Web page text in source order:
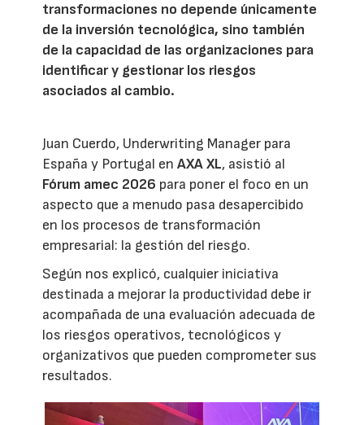
transformaciones no depende únicamente
de la inversión tecnológica, sino también
de la capacidad de las organizaciones para
identificar y gestionar los riesgos
asociados al cambio.
Juan Cuerdo, Underwriting Manager para
España y Portugal enAXA XL, asistió al
Fórum amec 2026 para poner el foco en un
aspecto que a menudo pasa desapercibido
en los procesos de transformación
empresarial: la gestión del riesgo.
Según nos explicó, cualquier iniciativa
destinada a mejorar la productividad debe ir
acompañada de una evaluación adecuada de
los riesgos operativos, tecnológicos y
organizativos que pueden comprometer sus
resultados.